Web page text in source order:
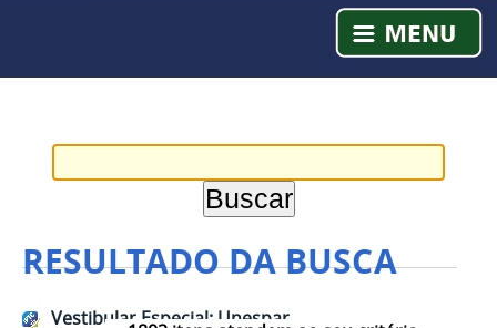
RESULTADO DA BUSCA
Vestibular Especial: Unespar